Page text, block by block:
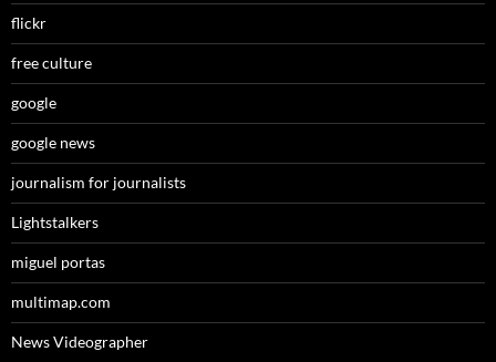
flickr
free culture
google
google news
journalism for journalists
Lightstalkers
miguel portas
multimap.com
News Videographer